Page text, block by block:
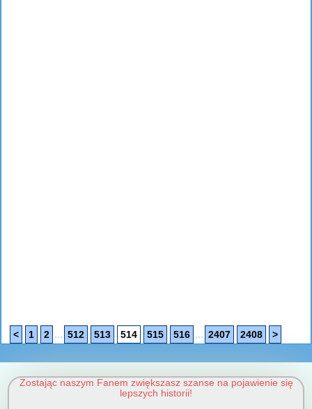
< 1 2 ... 512 513 514 515 516 ... 2407 2408 >
Zostając naszym Fanem zwiększasz szanse na pojawienie się
lepszych historii!